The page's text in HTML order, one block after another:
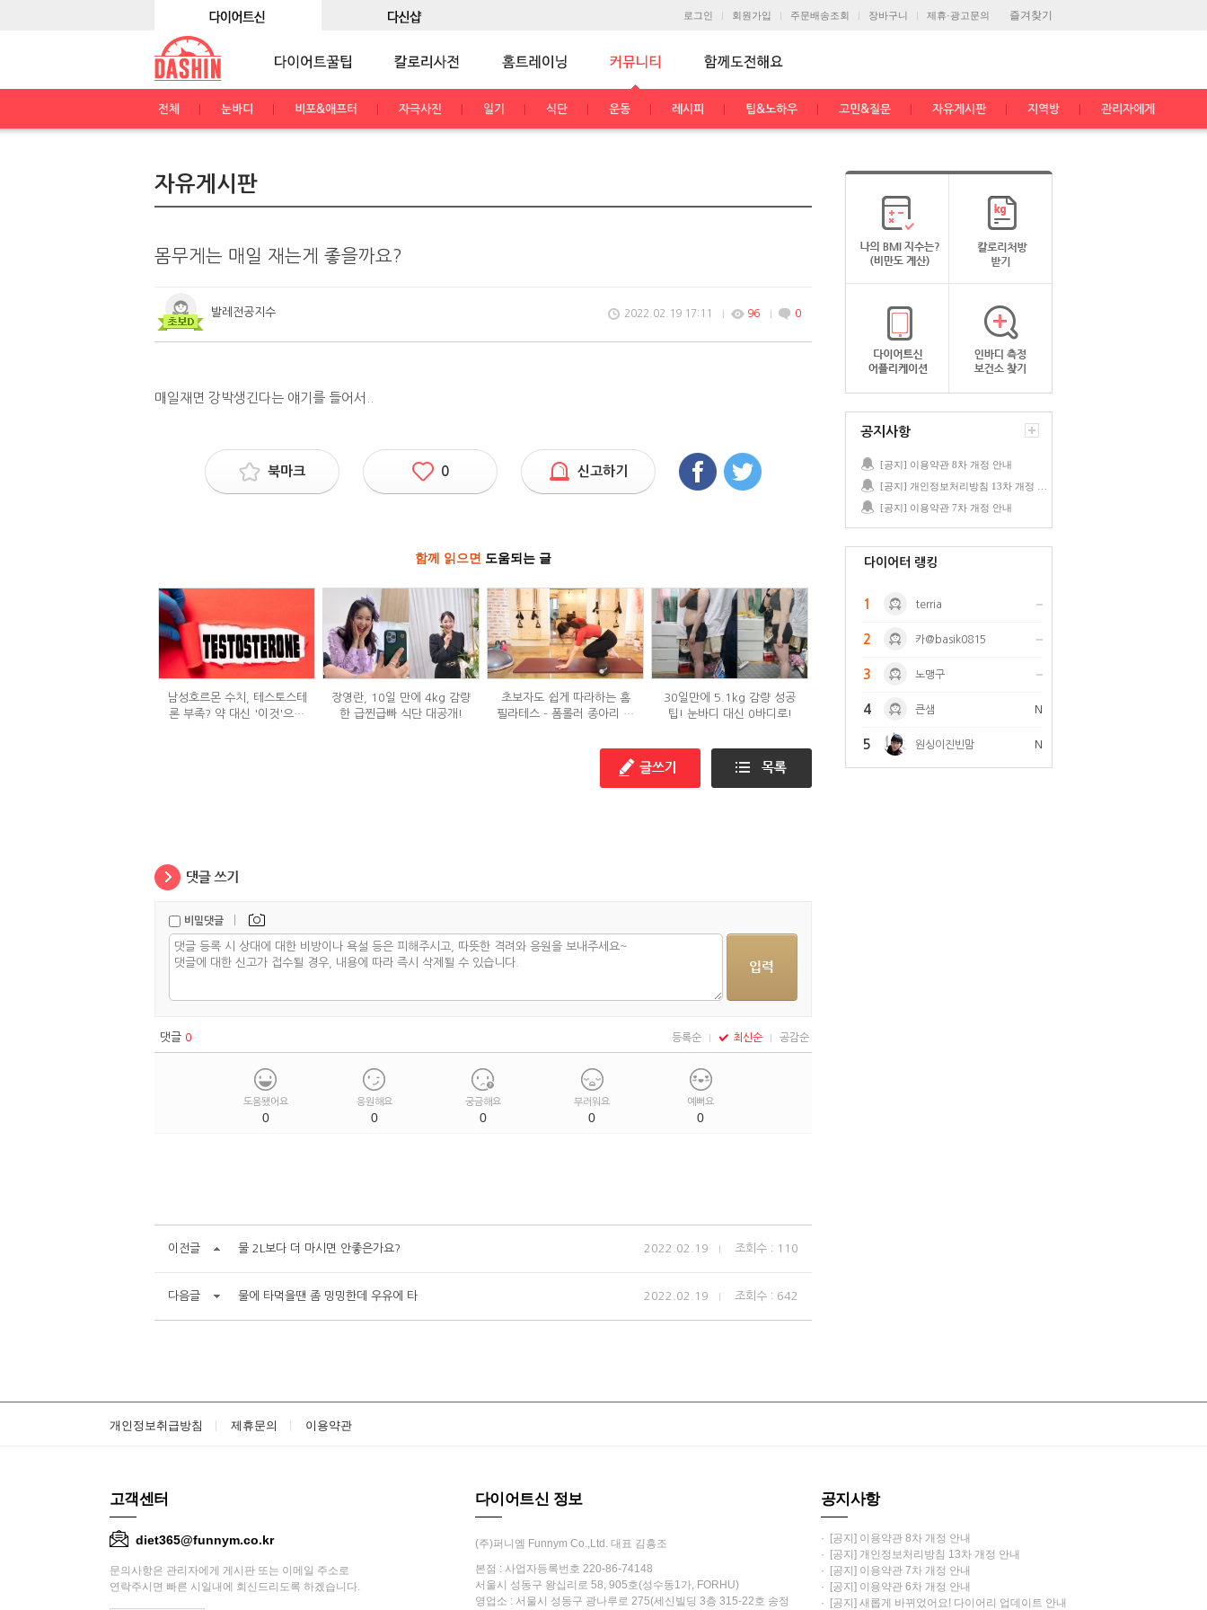
즐겨찾기
로그인 회원가입 주문배송조회 장바구니 제휴·광고문의
전체 눈바디 비포&애프터 자극사진 일기 식단 운동 레시피 팁&노하우 고민&질문 자유게시판 지역방 관리자에게
자유게시판
몸무게는 매일 재는게 좋을까요?
발레전공지수 2022.02.19 17:11 96 0
매일재면 강박생긴다는 얘기를 들어서..
북마크 0 신고하기
함께 읽으면 도움되는 글
남성호르몬 수치, 테스토스테
론 부족? 약 대신 '이것'으로
장영란, 10일 만에 4kg 감량
한 급찐급빠 식단 대공개!
초보자도 쉽게 따라하는 홈
필라테스 - 폼롤러 종아리 알
30일만에 5.1kg 감량 성공
팁! 눈바디 대신 0바디로!
비밀댓글 |
댓글 0 등록순 최신순 공감순
도움됐어요
0
응원해요
0
궁금해요
0
부러워요
0
예뻐요
0
이전글 물 2L보다 더 마시면 안좋은가요? 2022.02.19 조회수 : 110
다음글 물에 타먹을땐 좀 밍밍한데 우유에 타 2022.02.19 조회수 : 642
공지사항
[공지] 이용약관 8차 개정 안내
[공지] 이용약관 7차 개정 안내
다이어터 랭킹
1 terria
2 카@basik0815
3 노맹구
4 큰샘 N
5 원싱이진빈맘 N
개인정보취급방침 제휴문의 이용약관
고객센터
diet365@funnym.co.kr
문의사항은 관리자에게 게시판 또는 이메일 주소로
연락주시면 빠른 시일내에 회신드리도록 하겠습니다.
다이어트신 정보
(주)퍼니엠 Funnym Co.,Ltd. 대표 김흥조
본점 : 사업자등록번호 220-86-74148
서울시 성동구 왕십리로 58, 905호(성수동1가, FORHU)
영업소 : 서울시 성동구 광나루로 275(세신빌딩 3층 315-22호 송정
공지사항
· [공지] 이용약관 8차 개정 안내
· [공지] 개인정보처리방침 13차 개정 안내
· [공지] 이용약관 7차 개정 안내
· [공지] 이용약관 6차 개정 안내
· [공지] 새롭게 바뀌었어요! 다이어리 업데이트 안내